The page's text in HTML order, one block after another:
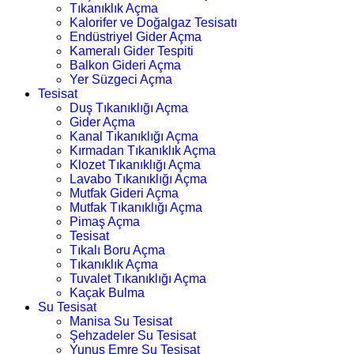
Tıkanıklık Açma
Kalorifer ve Doğalgaz Tesisatı
Endüstriyel Gider Açma
Kameralı Gider Tespiti
Balkon Gideri Açma
Yer Süzgeci Açma
Tesisat
Duş Tıkanıklığı Açma
Gider Açma
Kanal Tıkanıklığı Açma
Kırmadan Tıkanıklık Açma
Klozet Tıkanıklığı Açma
Lavabo Tıkanıklığı Açma
Mutfak Gideri Açma
Mutfak Tıkanıklığı Açma
Pimaş Açma
Tesisat
Tıkalı Boru Açma
Tıkanıklık Açma
Tuvalet Tıkanıklığı Açma
Kaçak Bulma
Su Tesisat
Manisa Su Tesisat
Şehzadeler Su Tesisat
Yunus Emre Su Tesisat